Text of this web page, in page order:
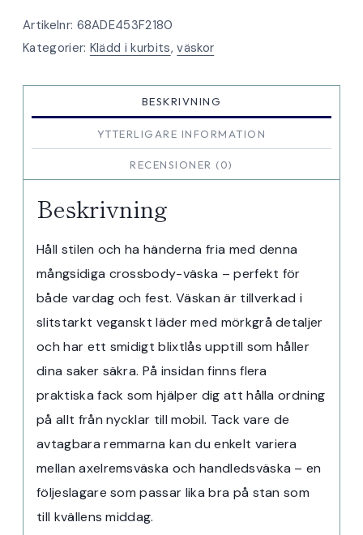
mörkblå
mängd
Artikelnr: 68ADE453F2180
Kategorier: Klädd i kurbits,väskor
BESKRIVNING
YTTERLIGARE INFORMATION
RECENSIONER (0)
Beskrivning
Håll stilen och ha händerna fria med denna
mångsidiga crossbody-väska – perfekt för
både vardag och fest. Väskan är tillverkad i
slitstarkt veganskt läder med mörkgrå detaljer
och har ett smidigt blixtlås upptill som håller
dina saker säkra. På insidan finns flera
praktiska fack som hjälper dig att hålla ordning
på allt från nycklar till mobil. Tack vare de
avtagbara remmarna kan du enkelt variera
mellan axelremsväska och handledsväska – en
följeslagare som passar lika bra på stan som
till kvällens middag.